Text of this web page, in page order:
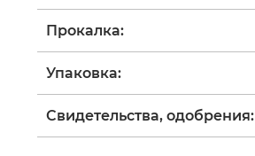
Прокалка:
Упаковка:
Свидетельства, одобрения: